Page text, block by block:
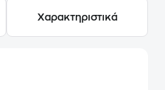
Χαρακτηριστικά